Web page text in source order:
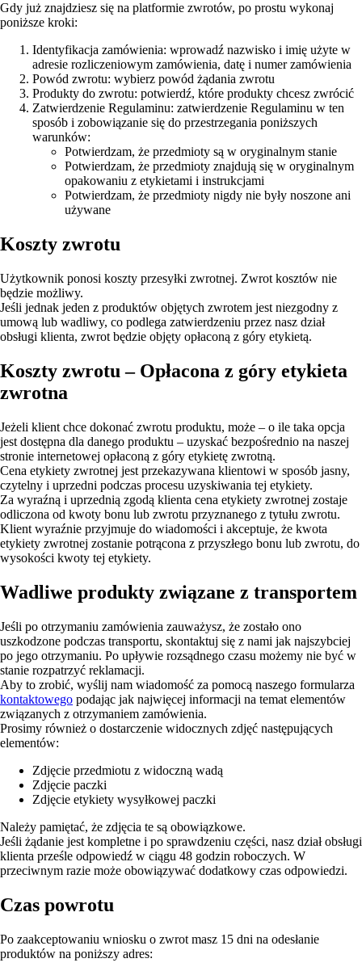
Gdy już znajdziesz się na platformie zwrotów, po prostu wykonaj
poniższe kroki:
Identyfikacja zamówienia: wprowadź nazwisko i imię użyte w
adresie rozliczeniowym zamówienia, datę i numer zamówienia
Powód zwrotu: wybierz powód żądania zwrotu
Produkty do zwrotu: potwierdź, które produkty chcesz zwrócić
Zatwierdzenie Regulaminu: zatwierdzenie Regulaminu w ten
sposób i zobowiązanie się do przestrzegania poniższych
warunków:
Potwierdzam, że przedmioty są w oryginalnym stanie
Potwierdzam, że przedmioty znajdują się w oryginalnym
opakowaniu z etykietami i instrukcjami
Potwierdzam, że przedmioty nigdy nie były noszone ani
używane
Koszty zwrotu
Użytkownik ponosi koszty przesyłki zwrotnej. Zwrot kosztów nie
będzie możliwy.
Jeśli jednak jeden z produktów objętych zwrotem jest niezgodny z
umową lub wadliwy, co podlega zatwierdzeniu przez nasz dział
obsługi klienta, zwrot będzie objęty opłaconą z góry etykietą.
Koszty zwrotu – Opłacona z góry etykieta
zwrotna
Jeżeli klient chce dokonać zwrotu produktu, może – o ile taka opcja
jest dostępna dla danego produktu – uzyskać bezpośrednio na naszej
stronie internetowej opłaconą z góry etykietę zwrotną.
Cena etykiety zwrotnej jest przekazywana klientowi w sposób jasny,
czytelny i uprzedni podczas procesu uzyskiwania tej etykiety.
Za wyraźną i uprzednią zgodą klienta cena etykiety zwrotnej zostaje
odliczona od kwoty bonu lub zwrotu przyznanego z tytułu zwrotu.
Klient wyraźnie przyjmuje do wiadomości i akceptuje, że kwota
etykiety zwrotnej zostanie potrącona z przyszłego bonu lub zwrotu, do
wysokości kwoty tej etykiety.
Wadliwe produkty związane z transportem
Jeśli po otrzymaniu zamówienia zauważysz, że zostało ono
uszkodzone podczas transportu, skontaktuj się z nami jak najszybciej
po jego otrzymaniu. Po upływie rozsądnego czasu możemy nie być w
stanie rozpatrzyć reklamacji.
Aby to zrobić, wyślij nam wiadomość za pomocą naszego formularza
kontaktowego podając jak najwięcej informacji na temat elementów
związanych z otrzymaniem zamówienia.
Prosimy również o dostarczenie widocznych zdjęć następujących
elementów:
Zdjęcie przedmiotu z widoczną wadą
Zdjęcie paczki
Zdjęcie etykiety wysyłkowej paczki
Należy pamiętać, że zdjęcia te są obowiązkowe.
Jeśli żądanie jest kompletne i po sprawdzeniu części, nasz dział obsługi
klienta prześle odpowiedź w ciągu 48 godzin roboczych. W
przeciwnym razie może obowiązywać dodatkowy czas odpowiedzi.
Czas powrotu
Po zaakceptowaniu wniosku o zwrot masz 15 dni na odesłanie
produktów na poniższy adres: